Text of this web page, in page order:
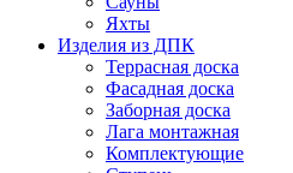
Яхты
Изделия из ДПК
Террасная доска
Фасадная доска
Заборная доска
Лага монтажная
Комплектующие